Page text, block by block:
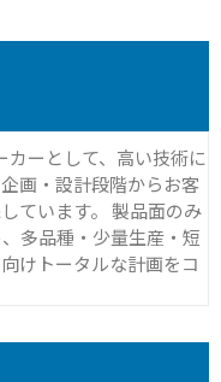
カーとして、高い技術に
画・設計段階からお客
ています。 製品面のみ
多品種・少量生産・短
けトータルな計画をコ